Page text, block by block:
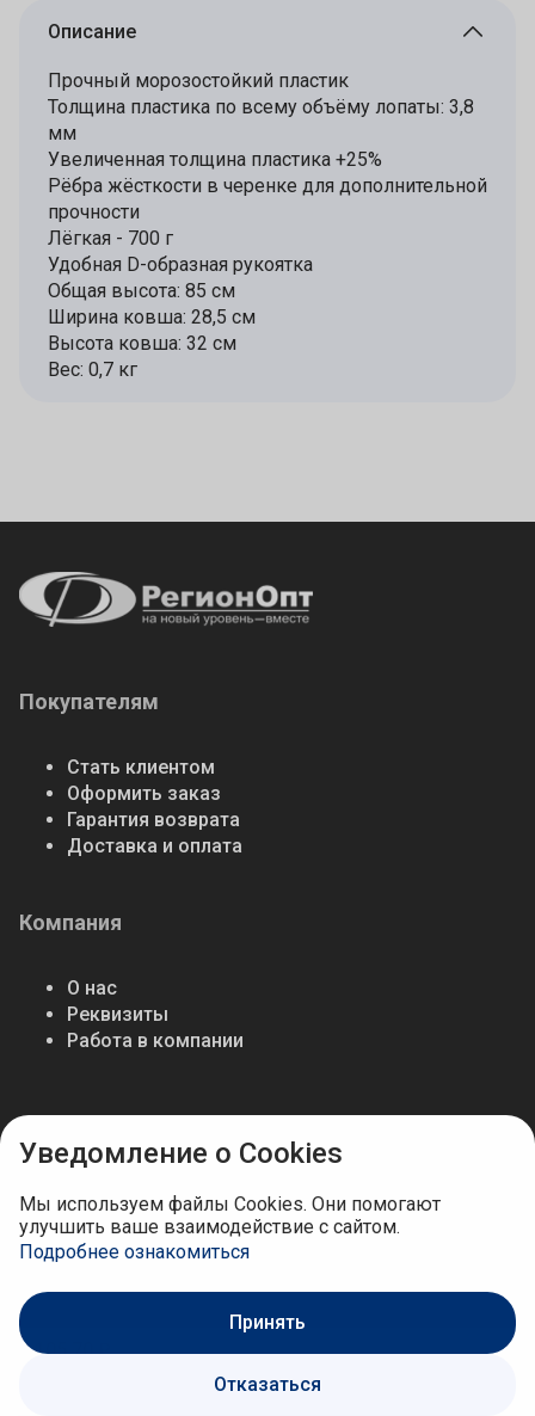
Описание
Прочный морозостойкий пластик
Толщина пластика по всему объёму лопаты: 3,8
мм
Увеличенная толщина пластика +25%
Рёбра жёсткости в черенке для дополнительной
прочности
Лёгкая - 700 г
Удобная D-образная рукоятка
Общая высота: 85 см
Ширина ковша: 28,5 см
Высота ковша: 32 см
Вес: 0,7 кг
1 105.70 ₽
В корзину
Покупателям
Стать клиентом
Оформить заказ
Гарантия возврата
Доставка и оплата
Компания
О нас
Реквизиты
Работа в компании
Мы в соцсетях
Уведомление о Cookies
Мы используем файлы Cookies. Они помогают
улучшить ваше взаимодействие с сайтом.
Подробнее ознакомиться
Принять
Отказаться